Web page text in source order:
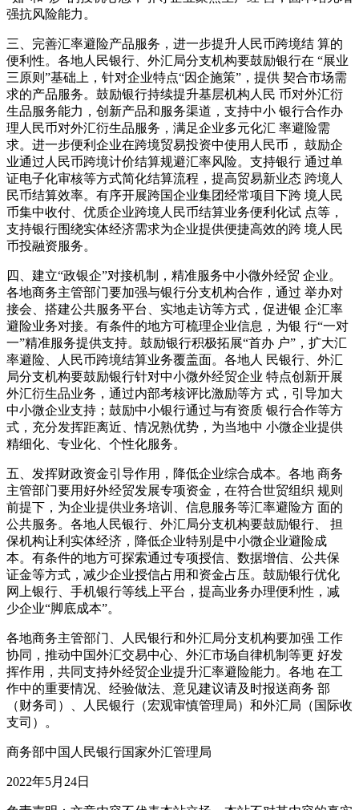
强抗风险能力。
三、完善汇率避险产品服务，进一步提升人民币跨境结 算的
便利性。各地人民银行、外汇局分支机构要鼓励银行在 “展业
三原则”基础上，针对企业特点“因企施策”，提供 契合市场需
求的产品服务。鼓励银行持续提升基层机构人民 币对外汇衍
生品服务能力，创新产品和服务渠道，支持中小 银行合作办
理人民币对外汇衍生品服务，满足企业多元化汇 率避险需
求。进一步便利企业在跨境贸易投资中使用人民币， 鼓励企
业通过人民币跨境计价结算规避汇率风险。支持银行 通过单
证电子化审核等方式简化结算流程，提高贸易新业态 跨境人
民币结算效率。有序开展跨国企业集团经常项目下跨 境人民
币集中收付、优质企业跨境人民币结算业务便利化试 点等，
支持银行围绕实体经济需求为企业提供便捷高效的跨 境人民
币投融资服务。
四、建立“政银企”对接机制，精准服务中小微外经贸 企业。
各地商务主管部门要加强与银行分支机构合作，通过 举办对
接会、搭建公共服务平台、实地走访等方式，促进银 企汇率
避险业务对接。有条件的地方可梳理企业信息，为银 行“一对
一”精准服务提供支持。鼓励银行积极拓展“首办 户”，扩大汇
率避险、人民币跨境结算业务覆盖面。各地人 民银行、外汇
局分支机构要鼓励银行针对中小微外经贸企业 特点创新开展
外汇衍生品业务，通过内部考核评比激励等方 式，引导加大
中小微企业支持；鼓励中小银行通过与有资质 银行合作等方
式，充分发挥距离近、情况熟优势，为当地中 小微企业提供
精细化、专业化、个性化服务。
五、发挥财政资金引导作用，降低企业综合成本。各地 商务
主管部门要用好外经贸发展专项资金，在符合世贸组织 规则
前提下，为企业提供业务培训、信息服务等汇率避险方 面的
公共服务。各地人民银行、外汇局分支机构要鼓励银行、 担
保机构让利实体经济，降低企业特别是中小微企业避险成
本。有条件的地方可探索通过专项授信、数据增信、公共保
证金等方式，减少企业授信占用和资金占压。鼓励银行优化
网上银行、手机银行等线上平台，提高业务办理便利性，减
少企业“脚底成本”。
各地商务主管部门、人民银行和外汇局分支机构要加强 工作
协同，推动中国外汇交易中心、外汇市场自律机制等更 好发
挥作用，共同支持外经贸企业提升汇率避险能力。各地 在工
作中的重要情况、经验做法、意见建议请及时报送商务 部
（财务司）、人民银行（宏观审慎管理局）和外汇局（国际收
支司）。
商务部中国人民银行国家外汇管理局
2022年5月24日